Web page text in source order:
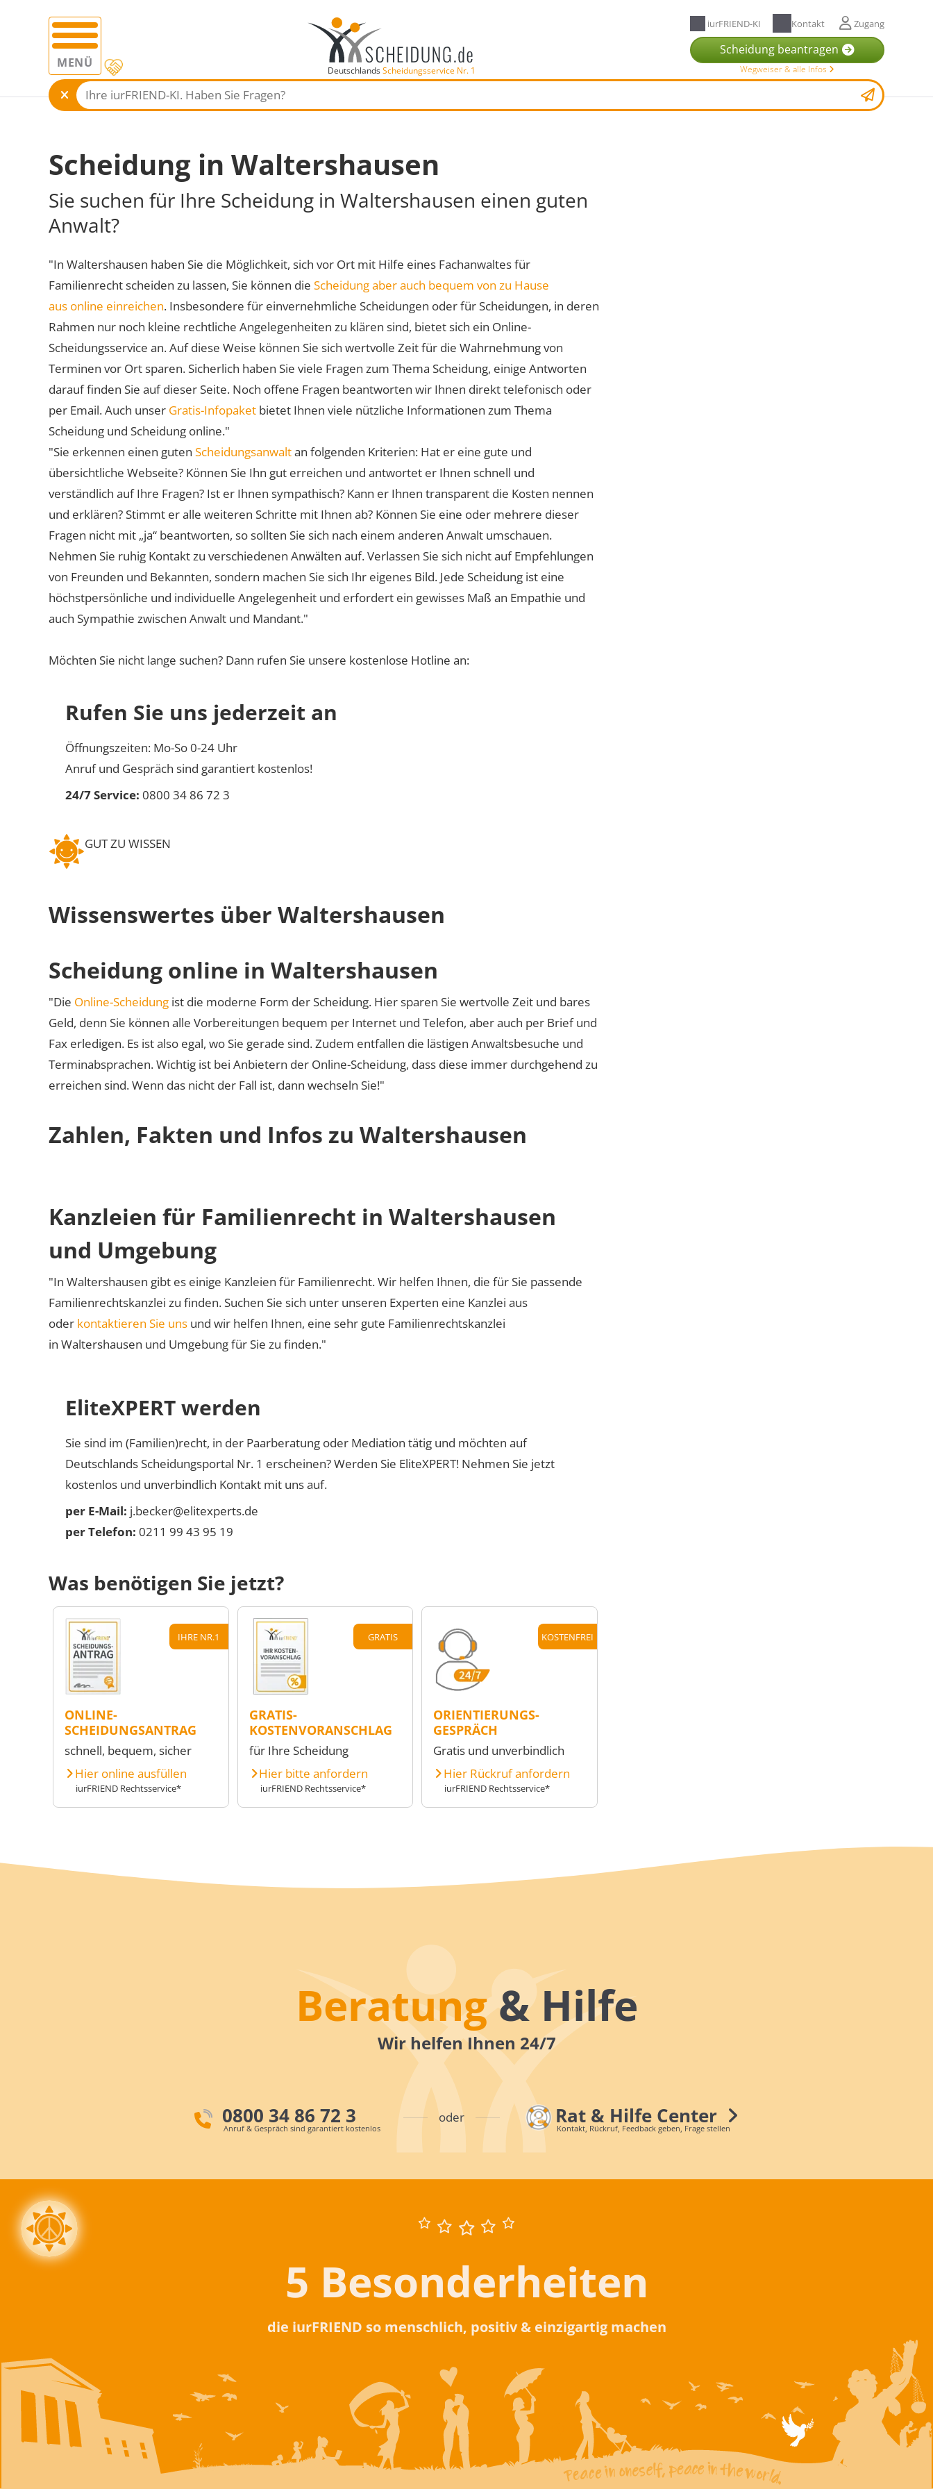
MENÜ DeutschlandsScheidungsservice Nr. 1
iurFRIEND-KI Kontakt Zugang
Scheidung beantragen
Wegweiser & alle Infos
Scheidung in Waltershausen
Sie suchen für Ihre Scheidung in Waltershausen einen guten
Anwalt?
"In Waltershausen haben Sie die Möglichkeit, sich vor Ort mit Hilfe eines Fachanwaltes für
Familienrecht scheiden zu lassen, Sie können die Scheidung aber auch bequem von zu Hause
aus online einreichen. Insbesondere für einvernehmliche Scheidungen oder für Scheidungen, in deren
Rahmen nur noch kleine rechtliche Angelegenheiten zu klären sind, bietet sich ein Online-
Scheidungsservice an. Auf diese Weise können Sie sich wertvolle Zeit für die Wahrnehmung von
Terminen vor Ort sparen. Sicherlich haben Sie viele Fragen zum Thema Scheidung, einige Antworten
darauf finden Sie auf dieser Seite. Noch offene Fragen beantworten wir Ihnen direkt telefonisch oder
per Email. Auch unser Gratis-Infopaket bietet Ihnen viele nützliche Informationen zum Thema
Scheidung und Scheidung online."
"Sie erkennen einen guten Scheidungsanwaltan folgenden Kriterien: Hat er eine gute und
übersichtliche Webseite? Können Sie Ihn gut erreichen und antwortet er Ihnen schnell und
verständlich auf Ihre Fragen? Ist er Ihnen sympathisch? Kann er Ihnen transparent die Kosten nennen
und erklären? Stimmt er alle weiteren Schritte mit Ihnen ab? Können Sie eine oder mehrere dieser
Fragen nicht mit „ja“ beantworten, so sollten Sie sich nach einem anderen Anwalt umschauen.
Nehmen Sie ruhig Kontakt zu verschiedenen Anwälten auf. Verlassen Sie sich nicht auf Empfehlungen
von Freunden und Bekannten, sondern machen Sie sich Ihr eigenes Bild. Jede Scheidung ist eine
höchstpersönliche und individuelle Angelegenheit und erfordert ein gewisses Maß an Empathie und
auch Sympathie zwischen Anwalt und Mandant."
Möchten Sie nicht lange suchen? Dann rufen Sie unsere kostenlose Hotline an:
Rufen Sie uns jederzeit an
Öffnungszeiten: Mo-So 0-24 Uhr
Anruf und Gespräch sind garantiert kostenlos!
24/7 Service: 0800 34 86 72 3
GUT ZU WISSEN
Wissenswertes über Waltershausen
Scheidung online in Waltershausen
"Die Online-Scheidung ist die moderne Form der Scheidung. Hier sparen Sie wertvolle Zeit und bares
Geld, denn Sie können alle Vorbereitungen bequem per Internet und Telefon, aber auch per Brief und
Fax erledigen. Es ist also egal, wo Sie gerade sind. Zudem entfallen die lästigen Anwaltsbesuche und
Terminabsprachen. Wichtig ist bei Anbietern der Online-Scheidung, dass diese immer durchgehend zu
erreichen sind. Wenn das nicht der Fall ist, dann wechseln Sie!"
Zahlen, Fakten und Infos zu Waltershausen
Kanzleien für Familienrecht in Waltershausen
und Umgebung
"In Waltershausen gibt es einige Kanzleien für Familienrecht. Wir helfen Ihnen, die für Sie passende
Familienrechtskanzlei zu finden. Suchen Sie sich unter unseren Experten eine Kanzlei aus
oder kontaktieren Sie uns und wir helfen Ihnen, eine sehr gute Familienrechtskanzlei
in Waltershausen und Umgebung für Sie zu finden."
EliteXPERT werden
Sie sind im (Familien)recht, in der Paarberatung oder Mediation tätig und möchten auf
Deutschlands Scheidungsportal Nr. 1 erscheinen? Werden Sie EliteXPERT! Nehmen Sie jetzt
kostenlos und unverbindlich Kontakt mit uns auf.
per E-Mail: j.becker@elitexperts.de
per Telefon: 0211 99 43 95 19
Was benötigen Sie jetzt?
IHRE NR.1
ONLINE-
SCHEIDUNGSANTRAG
schnell, bequem, sicher
Hier online ausfüllen
iurFRIEND Rechtsservice*
GRATIS
GRATIS-
KOSTENVORANSCHLAG
für Ihre Scheidung
Hier bitte anfordern
iurFRIEND Rechtsservice*
KOSTENFREI
ORIENTIERUNGS-
GESPRÄCH
Gratis und unverbindlich
Hier Rückruf anfordern
iurFRIEND Rechtsservice*
Beratung& Hilfe
Wir helfen Ihnen 24/7
0800 34 86 72 3
Anruf & Gespräch sind garantiert kostenlos
oder Rat & Hilfe Center
Kontakt, Rückruf, Feedback geben, Frage stellen
5 Besonderheiten
die iurFRIEND so menschlich, positiv & einzigartig machen